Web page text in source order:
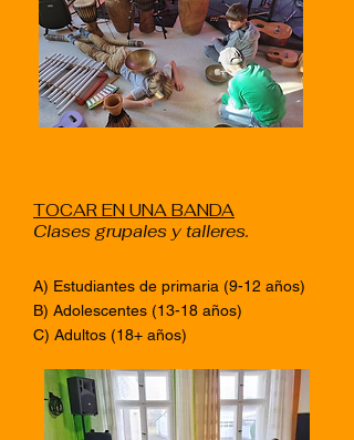
TOCAR EN UNA BANDA
Clases grupales y talleres.
A) Estudiantes de primaria (9-12 años)
B) Adolescentes (13-18 años)
C) Adultos (18+ años)